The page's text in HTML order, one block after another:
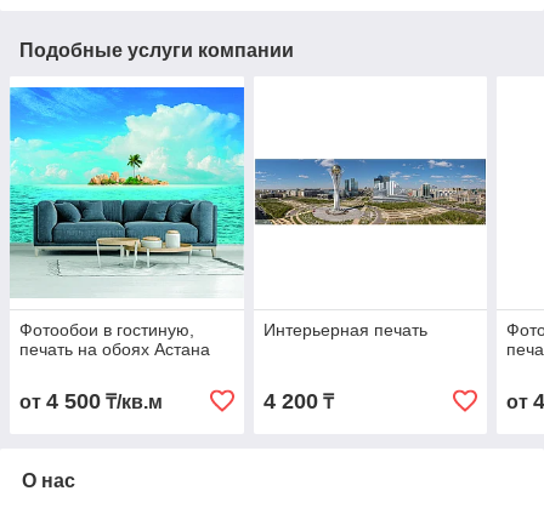
Подобные услуги компании
Фотообои в гостиную,
печать на обоях Астана
от 4 500 ₸/кв.м
Интерьерная печать
4 200₸ от
О нас